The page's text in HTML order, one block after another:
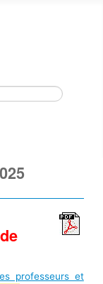
professeurs et